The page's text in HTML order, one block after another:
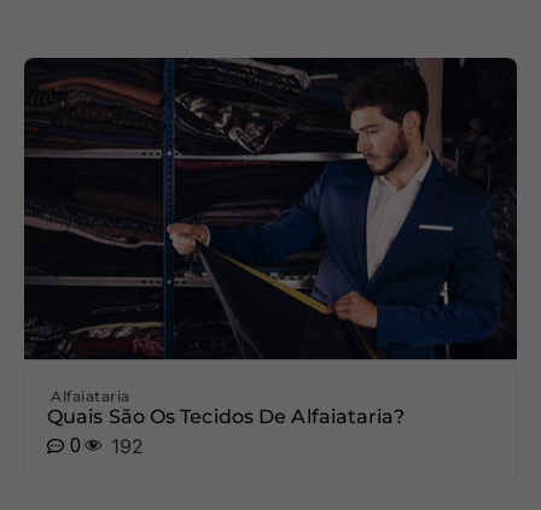
Alfaiataria
Quais São Os Tecidos De Alfaiataria?
0
192